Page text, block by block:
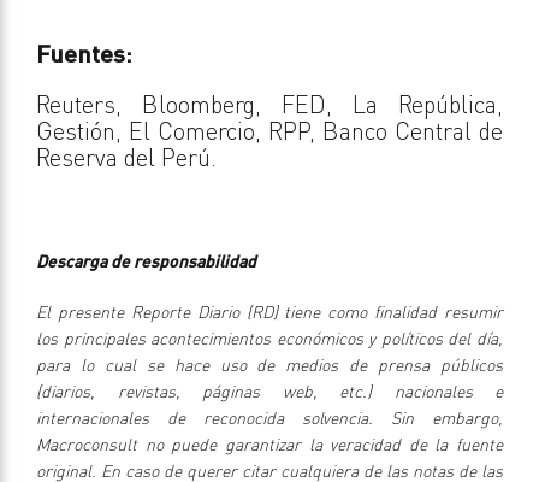
Fuentes:
Reuters, Bloomberg, FED, La República,
Gestión, El Comercio, RPP, Banco Central de
Reserva del Perú.
Descarga de responsabilidad
El presente Reporte Diario (RD) tiene como finalidad resumir
los principales acontecimientos económicos y políticos del día,
para lo cual se hace uso de medios de prensa públicos
(diarios, revistas, páginas web, etc.) nacionales e
internacionales de reconocida solvencia. Sin embargo,
Macroconsult no puede garantizar la veracidad de la fuente
original. En caso de querer citar cualquiera de las notas de las